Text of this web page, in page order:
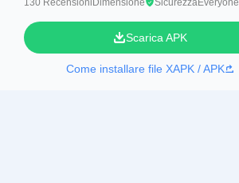
130 Recensioni Dimensione
SicurezzaEveryone
Scarica APK
Come installare file XAPK / APK